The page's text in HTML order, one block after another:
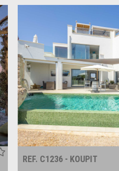
REF. C1236 - KOUPIT